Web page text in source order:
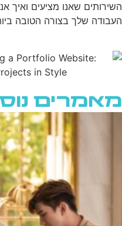
השירותים שאנו מציעים ואיך
העבודה שלך בצורה הטובה
מאמרים